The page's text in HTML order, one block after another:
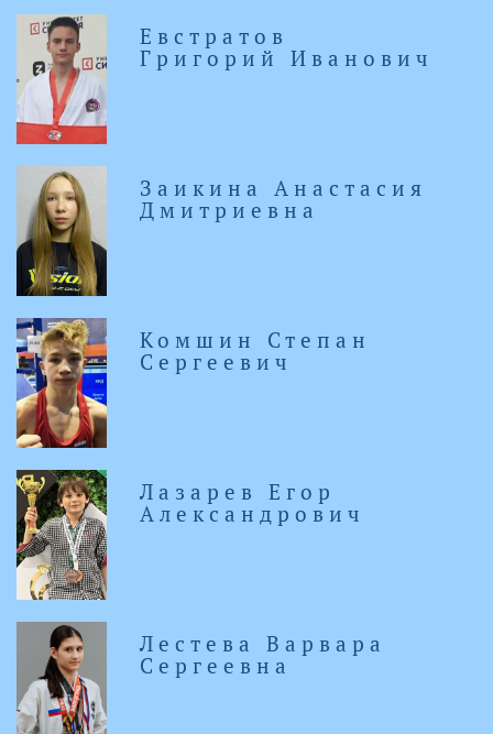
Евстратов
Григорий Иванович
Заикина Анастасия
Дмитриевна
Комшин Степан
Сергеевич
Лазарев Егор
Александрович
Лестева Варвара
Сергеевна